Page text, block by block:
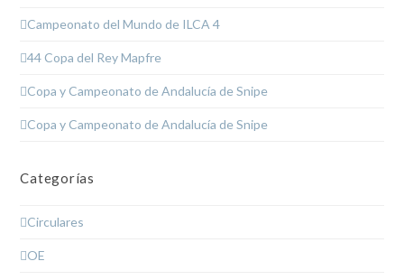
Campeonato del Mundo de ILCA 4
44 Copa del Rey Mapfre
Copa y Campeonato de Andalucía de Snipe
Copa y Campeonato de Andalucía de Snipe
Categorías
Circulares
OE